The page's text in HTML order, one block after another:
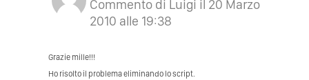
Commento di Luigi il 20 Marzo
2010 alle 19:38
Grazie mille!!!
Ho risolto il problema eliminando lo script.